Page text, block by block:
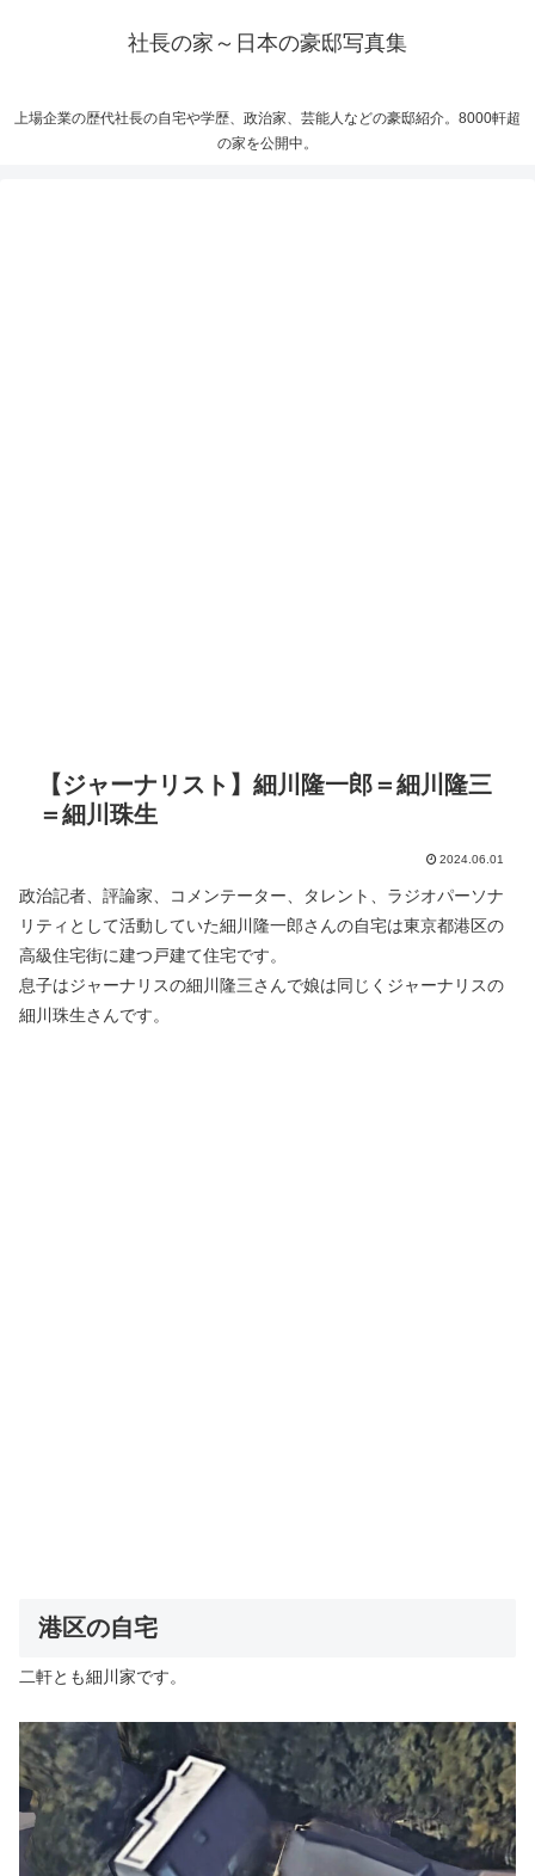
社長の家～日本の豪邸写真集
上場企業の歴代社長の自宅や学歴、政治家、芸能人などの豪邸紹介。8000軒超
の家を公開中。
【ジャーナリスト】細川隆一郎＝細川隆三
＝細川珠生
2024.06.01
政治記者、評論家、コメンテーター、タレント、ラジオパーソナ
リティとして活動していた細川隆一郎さんの自宅は東京都港区の
高級住宅街に建つ戸建て住宅です。
息子はジャーナリスの細川隆三さんで娘は同じくジャーナリスの
細川珠生さんです。
港区の自宅
二軒とも細川家です。